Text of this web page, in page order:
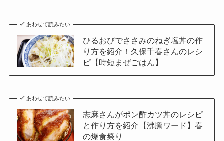
あわせて読みたい
ひるおびでささみのねぎ塩丼の作
り方を紹介！久保千春さんのレシ
ピ【時短まぜごはん】
あわせて読みたい
志麻さんがポン酢カツ丼のレシピ
と作り方を紹介【沸騰ワード】春
の爆食祭り